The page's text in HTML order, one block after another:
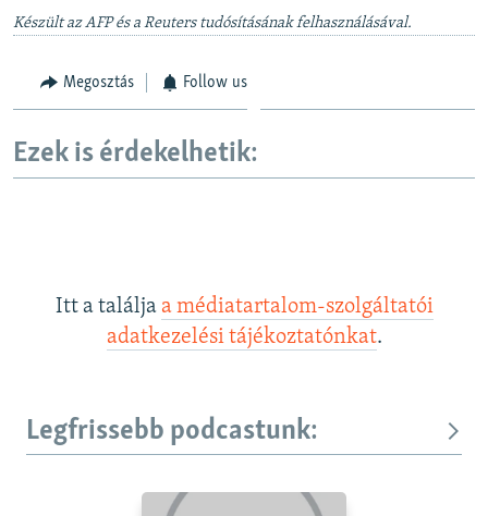
720p 1080p
360p
Készült az AFP és a Reuters tudósításának felhasználásával.
Megosztás Follow us
Ezek is érdekelhetik:
Itt a találja a médiatartalom-szolgáltatói
adatkezelési tájékoztatónkat.
Legfrissebb podcastunk: